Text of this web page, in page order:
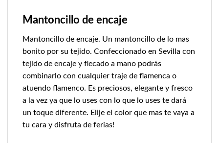
Mantoncillo de encaje
Mantoncillo de encaje. Un mantoncillo de lo mas
bonito por su tejido. Confeccionado en Sevilla con
tejido de encaje y flecado a mano podrás
combinarlo con cualquier traje de flamenca o
atuendo flamenco. Es preciosos, elegante y fresco
a la vez ya que lo uses con lo que lo uses te dará
un toque diferente. Elije el color que mas te vaya a
tu cara y disfruta de ferias!